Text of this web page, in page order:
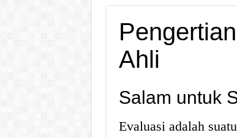
Ahli
Salam untuk
Evaluasi adalah